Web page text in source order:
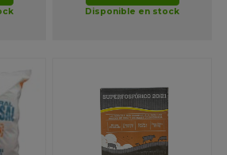
Disponible en stock